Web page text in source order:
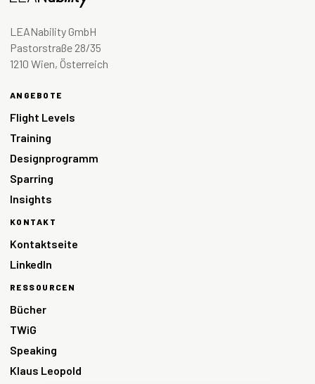
LEANability GmbH
Pastorstraße 28/35
1210 Wien, Österreich
ANGEBOTE
Flight Levels
Training
Designprogramm
Sparring
Insights
KONTAKT
Kontaktseite
LinkedIn
RESSOURCEN
Bücher
TWiG
Speaking
Klaus Leopold